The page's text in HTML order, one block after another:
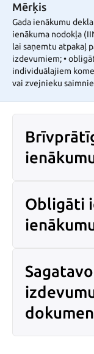
Mērķis
Gada ienākumu
ienākuma nodokļa
lai saņemtu atpakaļ
izdevumiem; •
individuālajiem
vai zvejnieku
Obligāti